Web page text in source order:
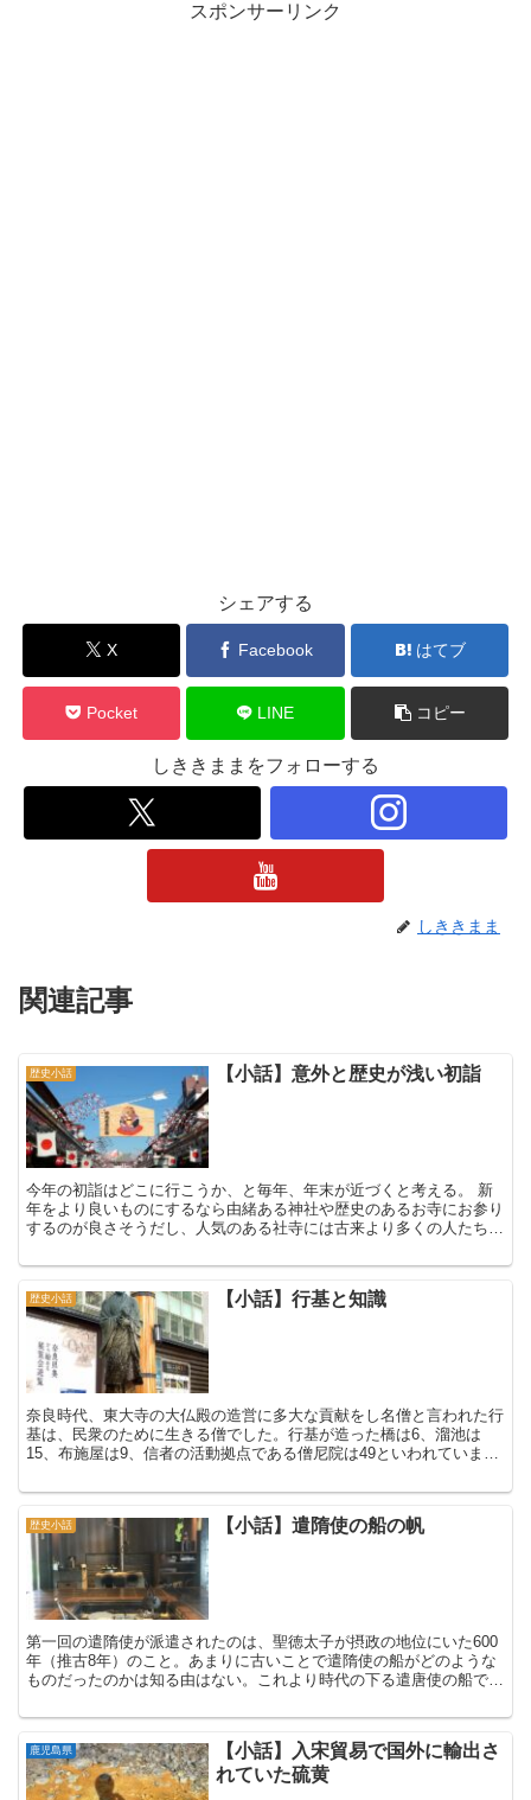
スポンサーリンク
シェアする
X Facebook はてブ
Pocket LINE コピー
しききままをフォローする
しききまま
関連記事
歴史小話 【小話】意外と歴史が浅い初詣
今年の初詣はどこに行こうか、と毎年、年末が近づくと考える。 新
年をより良いものにするなら由緒ある神社や歴史のあるお寺にお参り
するのが良さそうだし、人気のある社寺には古来より多くの人たちの
歴史小話 【小話】行基と知識
奈良時代、東大寺の大仏殿の造営に多大な貢献をし名僧と言われた行
基は、民衆のために生きる僧でした。行基が造った橋は6、溜池は
15、布施屋は9、信者の活動拠点である僧尼院は49といわれていま
歴史小話 【小話】遣隋使の船の帆
第一回の遣隋使が派遣されたのは、聖徳太子が摂政の地位にいた600
年（推古8年）のこと。あまりに古いことで遣隋使の船がどのような
ものだったのかは知る由はない。これより時代の下る遣唐使の船でさ
鹿児島県
【小話】入宋貿易で国外に輸出さ
れていた硫黄